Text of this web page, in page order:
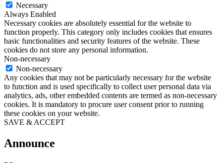
Necessary
Always Enabled
Necessary cookies are absolutely essential for the website to
function properly. This category only includes cookies that ensures
basic functionalities and security features of the website. These
cookies do not store any personal information.
Non-necessary
Non-necessary
Any cookies that may not be particularly necessary for the website
to function and is used specifically to collect user personal data via
analytics, ads, other embedded contents are termed as non-necessary
cookies. It is mandatory to procure user consent prior to running
these cookies on your website.
SAVE & ACCEPT
Announce